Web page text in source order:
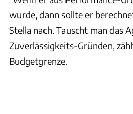
wurde, dann sollte er
Stella nach. Tauscht man das
Zuverlässigkeits-Gründen,
Budgetgrenze.